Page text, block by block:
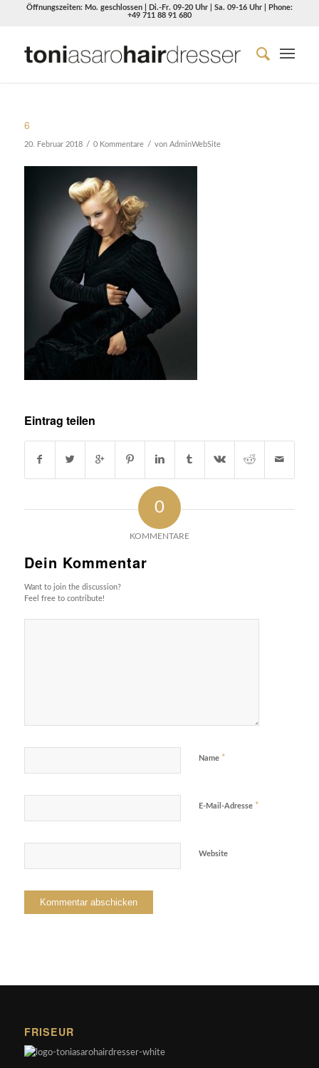
Öffnungszeiten: Mo. geschlossen | Di.-Fr. 09-20 Uhr | Sa. 09-16 Uhr | Phone:
+49 711 88 91 680
6
20. Februar 2018 / 0 Kommentare / von AdminWebSite
Eintrag teilen
0
KOMMENTARE
Dein Kommentar
Want to join the discussion?
Feel free to contribute!
Name *
E-Mail-Adresse *
Website
FRISEUR